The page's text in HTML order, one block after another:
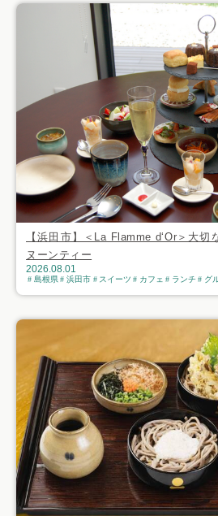
【浜田市】＜La Flamme d‘Or＞大
ヌーンティー
2026.08.01
島根県 浜田市 スイーツ カフェ ランチ グ